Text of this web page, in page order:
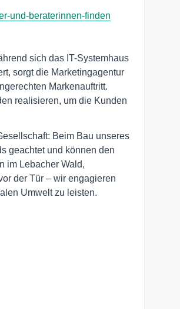
und-beraterinnen-finden
sich das IT-Systemhaus
sorgt die Marketingagentur
Markenauftritt.
realisieren, um die Kunden
Beim Bau unseres
geachtet und können den
im Lebacher Wald,
der Tür – wir engagieren
Umwelt zu leisten.